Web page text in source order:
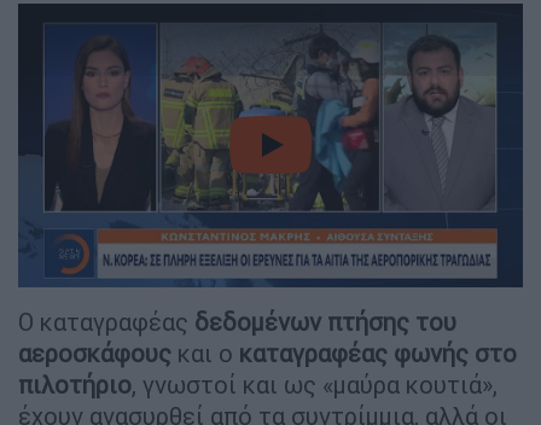
video
Ο καταγραφέας δεδομένων πτήσης του
αεροσκάφους και ο καταγραφέας φωνής στο
πιλοτήριο, γνωστοί και ως «μαύρα κουτιά»,
έχουν ανασυρθεί από τα συντρίμμια, αλλά οι